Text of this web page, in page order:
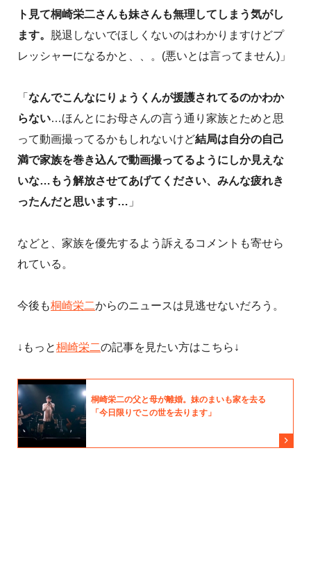
ト見て桐崎栄二さんも妹さんも無理してしまう気がし
ます。
脱退しないでほしくないのはわかりますけどプ
レッシャーになるかと、、。(悪いとは言ってません)」
「 なんでこんなにりょうくんが援護されてるのかわか
らない…ほんとにお母さんの言う通り家族とためと思
って動画撮ってるかもしれないけど結局は自分の自己
満で家族を巻き込んで動画撮ってるようにしか見えな
いな…もう解放させてあげてください、みんな疲れき
ったんだと思います… 」
などと、家族を優先するよう訴えるコメントも寄せら
れている。
今後も桐崎栄二からのニュースは見逃せないだろう。
↓もっと桐崎栄二の記事を見たい方はこちら↓